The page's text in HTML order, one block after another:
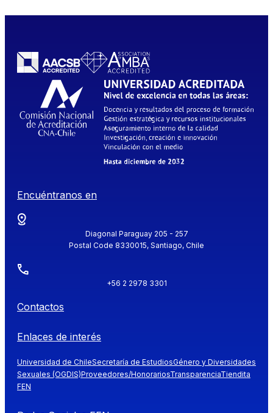
Encuéntranos en
Diagonal Paraguay 205 - 257
Postal Code 8330015, Santiago, Chile
+56 2 2978 3301
Contactos
Enlaces de interés
Universidad de ChileSecretaría de EstudiosGénero y Diversidades
Sexuales (OGDIS)Proveedores/HonorariosTransparenciaTiendita
FEN